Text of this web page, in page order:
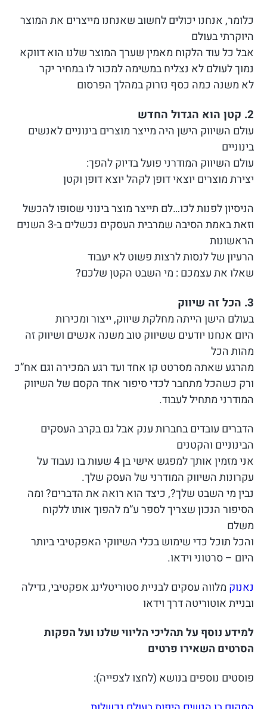
כלומר, אנחנו יכולים לחשוב שאנחנו מייצרים את המוצר
היוקרתי בעולם
אבל כל עוד הלקוח מאמין שערך המוצר שלנו הוא דווקא
נמוך לעולם לא נצליח במשימה למכור לו במחיר יקר
לא משנה כמה כסף נזרוק במהלך הפרסום
2. קטן הוא הגדול החדש
עולם השיווק הישן היה מייצר מוצרים בינוניים לאנשים
בינוניים
עולם השיווק המודרני פועל בדיוק להפך:
יצירת מוצרים יוצאי דופן לקהל יוצא דופן וקטן
הניסיון לפנות לכו…לם תייצר מוצר בינוני שסופו להכשל
וזאת באמת הסיבה שמרבית העסקים נכשלים ב-3 השנים
הראשונות
הרעיון של לנסות לרצות פשוט לא יעבוד
שאלו את עצמכם : מי השבט הקטן שלכם?
3. הכל זה שיווק
בעולם הישן הייתה מחלקת שיווק, ייצור ומכירות
היום אנחנו יודעים ששיווק טוב משנה אנשים ושיווק זה
מהות הכל
מהרגע שאתה מסרטט קו אחד ועד רגע המכירה וגם אח”כ
ורק כשהכל מתחבר לכדי סיפור אחד הקסם של השיווק
המודרני מתחיל לעבוד.
הדברים עובדים בחברות ענק אבל גם בקרב העסקים
הבינוניים והקטנים
אני מזמין אותך למפגש אישי בן 4 שעות בו נעבוד על
עקרונות השיווק המודרני של העסק שלך.
נבין מי השבט שלך?, כיצד הוא רואה את הדברים? ומה
הסיפור הנכון שצריך לספר ע”מ להפוך אותו ללקוח
משלם
והכל תוכל כדי שימוש בכלי השיווקי האפקטיבי ביותר
היום – סרטוני וידאו.
נאנוק מלווה עסקים לבניית סטוריטלינג אפקטיבי, גדילה
ובניית אוטוריטה דרך וידאו
למידע נוסף על תהליכי הליווי שלנו ועל הפקות
הסרטים השאירו פרטים
פוסטים נוספים בנושא (לחצו לצפייה):